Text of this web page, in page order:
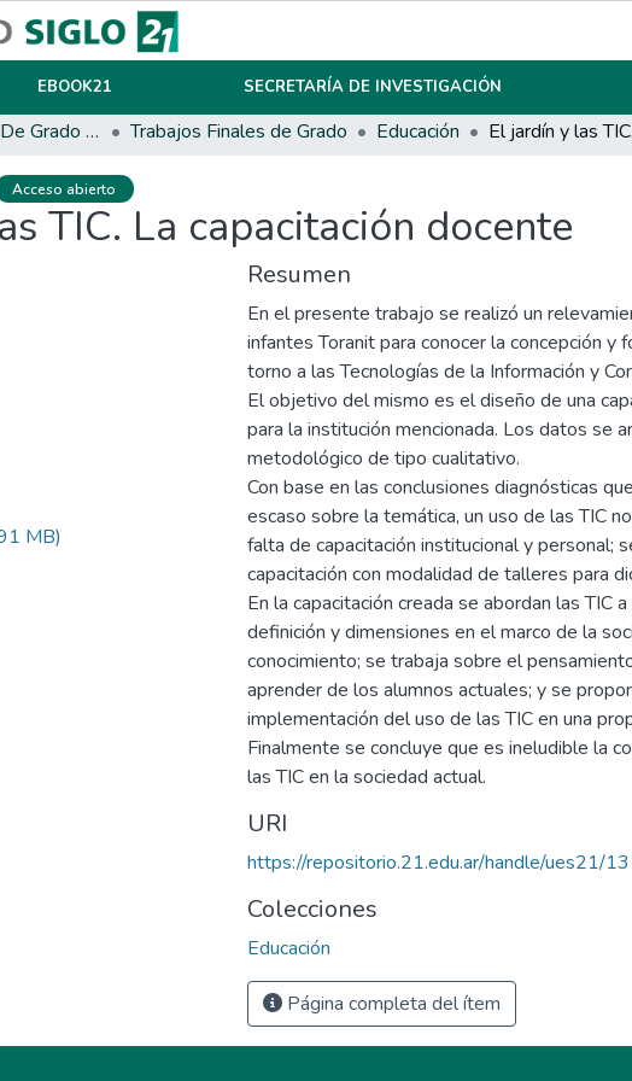
EBOOK21 SECRETARÍA DE INVESTIGACIÓN
Trabajos Finales De Grado Y Posgrado Trabajos Finales de Grado Educación
Acceso abierto
TIC. La capacitación docente
MB)
Resumen
En el presente trabajo se realizó un
infantes Toranit para conocer la concepción y
torno a las Tecnologías de la Información y
El objetivo del mismo es el diseño de una
para la institución mencionada. Los datos se
metodológico de tipo cualitativo.
Con base en las conclusiones diagnósticas
escaso sobre la temática, un uso de las TIC
falta de capacitación institucional y personal;
capacitación con modalidad de talleres para
En la capacitación creada se abordan las TIC
definición y dimensiones en el marco de la
conocimiento; se trabaja sobre el
aprender de los alumnos actuales; y se
implementación del uso de las TIC en una
Finalmente se concluye que es ineludible la
las TIC en la sociedad actual.
URI
https://repositorio.21.edu.ar/handle/ues21/
Colecciones
Educación
Página completa del ítem